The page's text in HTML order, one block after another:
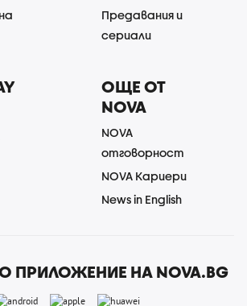
Предавания и
сериали
ОЩЕ ОТ
NOVA
NOVA
отговорност
NOVA Кариери
News in English
ПРИЛОЖЕНИЕ НА NOVA.BG